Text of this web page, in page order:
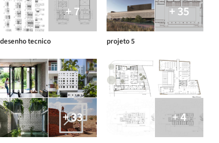
+ 7
desenho tecnico
+ 35
projeto 5
+ 33 + 4